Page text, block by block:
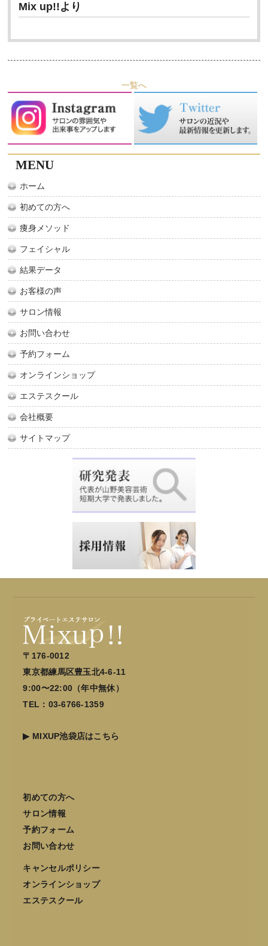
Mix up!!より
一覧へ
MENU
ホーム
初めての方へ
痩身メソッド
フェイシャル
結果データ
お客様の声
サロン情報
お問い合わせ
予約フォーム
オンラインショップ
エステスクール
会社概要
サイトマップ
〒176-0012
東京都練馬区豊玉北4-6-11
9:00〜22:00（年中無休）
TEL：03-6766-1359
▶ MIXUP池袋店はこちら
初めての方へ
サロン情報
予約フォーム
お問い合わせ
キャンセルポリシー
オンラインショップ
エステスクール